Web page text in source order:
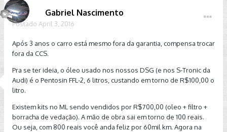
Gabriel Nascimento
Postado April 3, 2016
Após 3 anos o carro está mesmo fora da garantia, compensa trocar
fora da CCS.
Pra se ter ideia, o óleo usado nos nossos DSG (e nos S-Tronic da
Audi) é o Pentosin FFL-2, 6 litros, custando em torno de R$100,00 o
litro.
Existem kits no ML sendo vendidos por R$700,00 (oleo + filtro +
borracha de vedação). A mão de obra sai em torno de 100 reais.
Ou seja, com 800 reais você anda feliz por 60mil km. Agora na